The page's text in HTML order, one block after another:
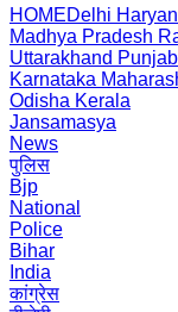
HOMEDelhi
Madhya Pradesh
Uttarakhand Punjab
Karnataka
Odisha Kerala
Jansamasya
News
पुलिस
Bjp
National
Police
Bihar
India
कांग्रेस